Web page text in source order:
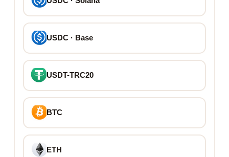
USDC · Base
USDT-TRC20
BTC
ETH